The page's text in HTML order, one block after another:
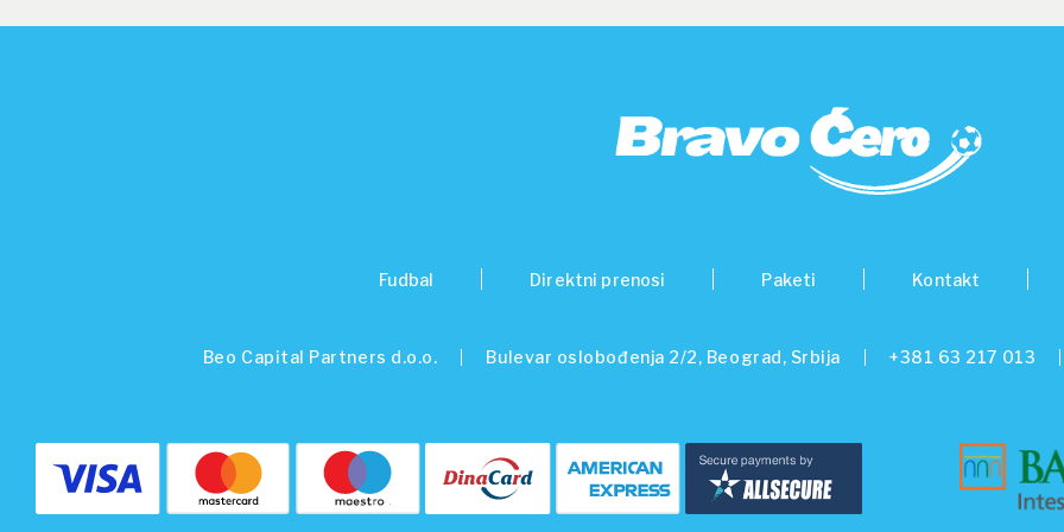
Fudbal Direktni prenosi Paketi Kontakt
Beo Capital Partners d.o.o. Bulevar oslobođenja 2/2, Beograd, Srbija +381 63 217 013